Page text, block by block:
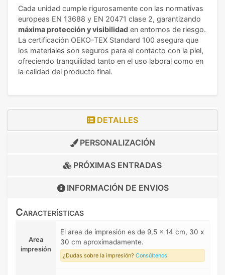
Cada unidad cumple rigurosamente con las normativas
europeas EN 13688 y EN 20471 clase 2, garantizando
máxima protección y visibilidad en entornos de riesgo.
La certificación OEKO-TEX Standard 100 asegura que
los materiales son seguros para el contacto con la piel,
ofreciendo tranquilidad tanto en el uso laboral como en
la calidad del producto final.
DETALLES
PERSONALIZACIÓN
PRÓXIMAS ENTRADAS
INFORMACIÓN DE ENVIOS
Características
Area
impresión
El area de impresión es de 9,5 x 14 cm, 30 x
30 cm aproximadamente.
¿Dudas sobre la impresión? Consúltenos